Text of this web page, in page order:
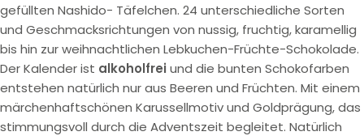
gefüllten Nashido- Täfelchen. 24 unterschiedliche Sorten
und Geschmacksrichtungen von nussig, fruchtig, karamellig
bis hin zur weihnachtlichen Lebkuchen-Früchte-Schokolade.
Der Kalender ist alkoholfreiund die bunten Schokofarben
entstehen natürlich nur aus Beeren und Früchten. Mit einem
märchenhaftschönen Karussellmotiv und Goldprägung, das
stimmungsvoll durch die Adventszeit begleitet. Natürlich